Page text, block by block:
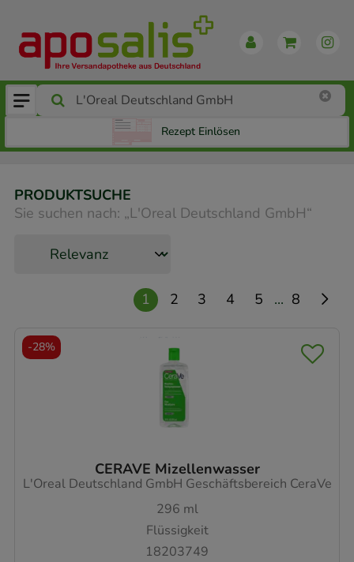
Rezept Einlösen
PRODUKTSUCHE
Sie suchen nach: „L'Oreal Deutschland GmbH“
1 2 3 4 5 ... 8
CERAVE Mizellenwasser
L'Oreal Deutschland GmbH Geschäftsbereich CeraVe
296 ml
Flüssigkeit
18203749
-28%